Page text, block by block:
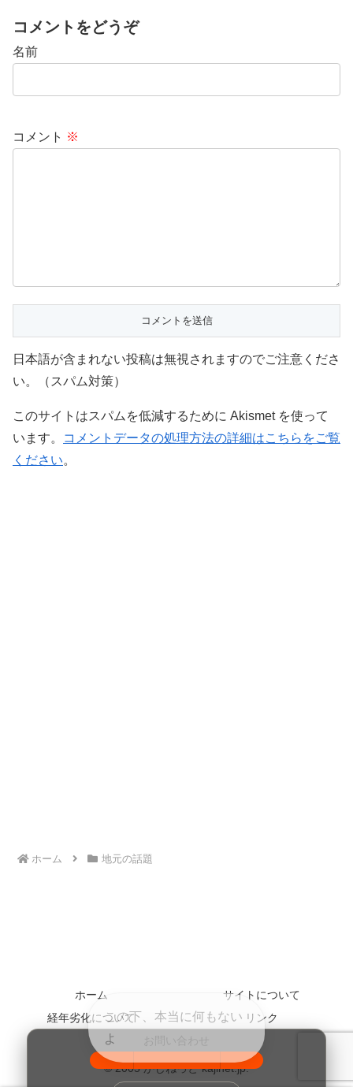
コメントをどうぞ
名前
コメント ※
日本語が含まれない投稿は無視されますのでご注意くださ
い。（スパム対策）
このサイトはスパムを低減するために Akismet を使って
います。
コメントデータの処理方法の詳細はこちらをご覧
ください。
ホーム 地元の話題
ホーム
サイトについて
経年劣化について
リンク
お問い合わせ
© 2005 かじねっと kajinet.jp.